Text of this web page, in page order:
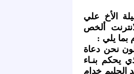
الأخ علي
ألخص
بما يلي :
نحن دعاة
يحكم بنـاء
الحليم خدام